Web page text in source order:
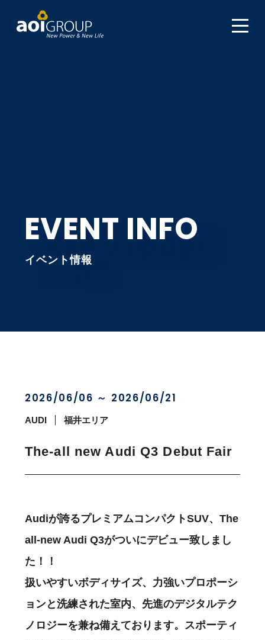
EVENT INFO
イベント情報
2026/06/06 ～ 2026/06/21
AUDI 福井エリア
The-all new Audi Q3 Debut Fair
Audiが誇るプレミアムコンパクトSUV、The
all-new Audi Q3がついにデビュー致しまし
た！！
扱いやすいボディサイズ、力強いプロポーシ
ョンと洗練された室内、先進のデジタルテク
ノロジーを兼ね備えております。スポーティ